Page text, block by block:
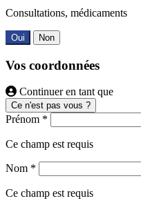
Consultations, médicaments
Oui Non
Vos coordonnées
Continuer en tant que
Ce n'est pas vous ?
Prénom *
Ce champ est requis
Nom *
Ce champ est requis